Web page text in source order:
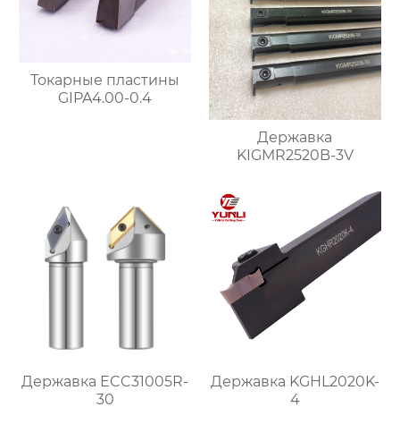
Токарные пластины
GIPA4.00-0.4
Державка
KIGMR2520B-3V
Державка ECC31005R-
30
Державка KGHL2020K-
4